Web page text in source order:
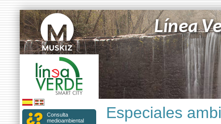
Consulta
medioambiental
Especiales